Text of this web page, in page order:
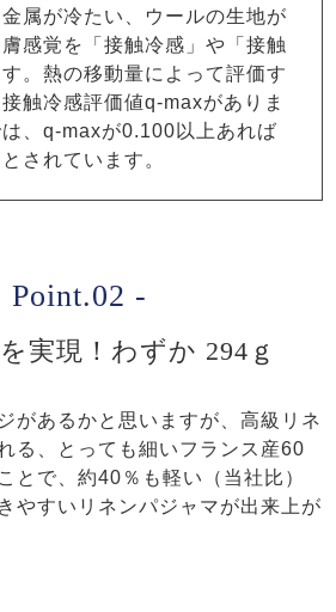
属が冷たい、ウールの生地が
感覚を「接触冷感」や「接触
。熱の移動量によって評価す
触冷感評価値q-maxがありま
、q-maxが0.100以上あれば
されています。
Point.02 -
実現！わずか 294ｇ
があるかと思いますが、高級リネ
る、とっても細いフランス産60
とで、約40％も軽い（当社比）
やすいリネンパジャマが出来上が